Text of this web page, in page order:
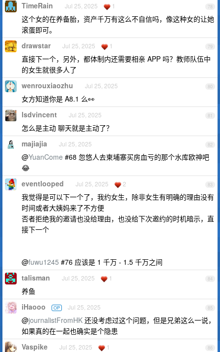
78
TimeRain Jul 25, 2025 1
这个女的在养备胎，资产千万有这么不自信吗，像这种女的让她
滚蛋即可。
79
drawstar Jul 25, 2025 1
直接下一个，另外，都体制内还需要相亲 APP 吗？教师队伍中
的女生就很多人了
80
wenrouxiaozhu Jul 25, 2025
女方知道你是 A8.1 么👀
81
lsdvincent Jul 25, 2025
怎么是主动 聊天就是主动了？
82
majiajia Jul 25, 2025
@YuanCome #68 忽悠人去柬埔寨买房血亏的那个水库欧神吧
😂
83
eventlooped Jul 25, 2025 2
我觉得是可以下一个了，我约女生，除非女生有明确的理由没有
时间或者大姨妈来了不方便
否者拒绝我的邀请也没给理由，也没给下次邀约的时机暗示，直
接下一个
@fuwu1245 #76 应该是 1 千万 - 1.5 千万之间
84
talisman Jul 25, 2025 1
养鱼
85
iHaooo OP Jul 25, 2025
@journalistFromHK 还没考虑过这个问题，但是兄弟这么一说，
如果真的在一起也确实是个隐患
86
Vaspike Jul 25, 2025 1